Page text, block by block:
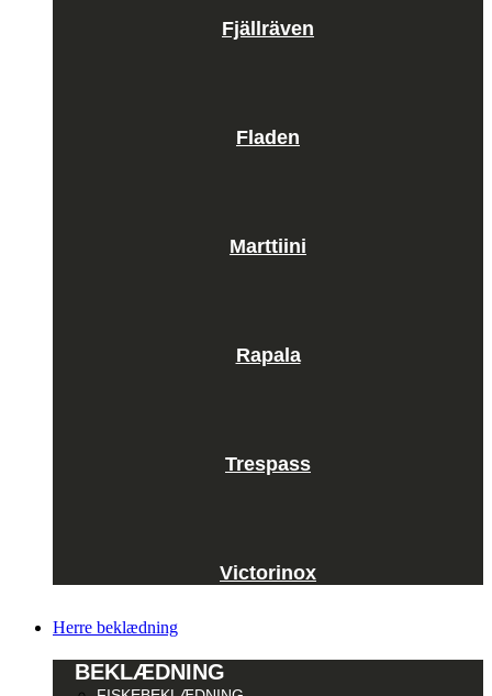
Fjällräven
Fladen
Marttiini
Rapala
Trespass
Victorinox
Herre beklædning
BEKLÆDNING